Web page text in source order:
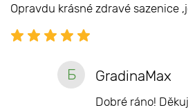
Opravdu krásné zdravé sazenice
Б GradinaMax
Dobré ráno!